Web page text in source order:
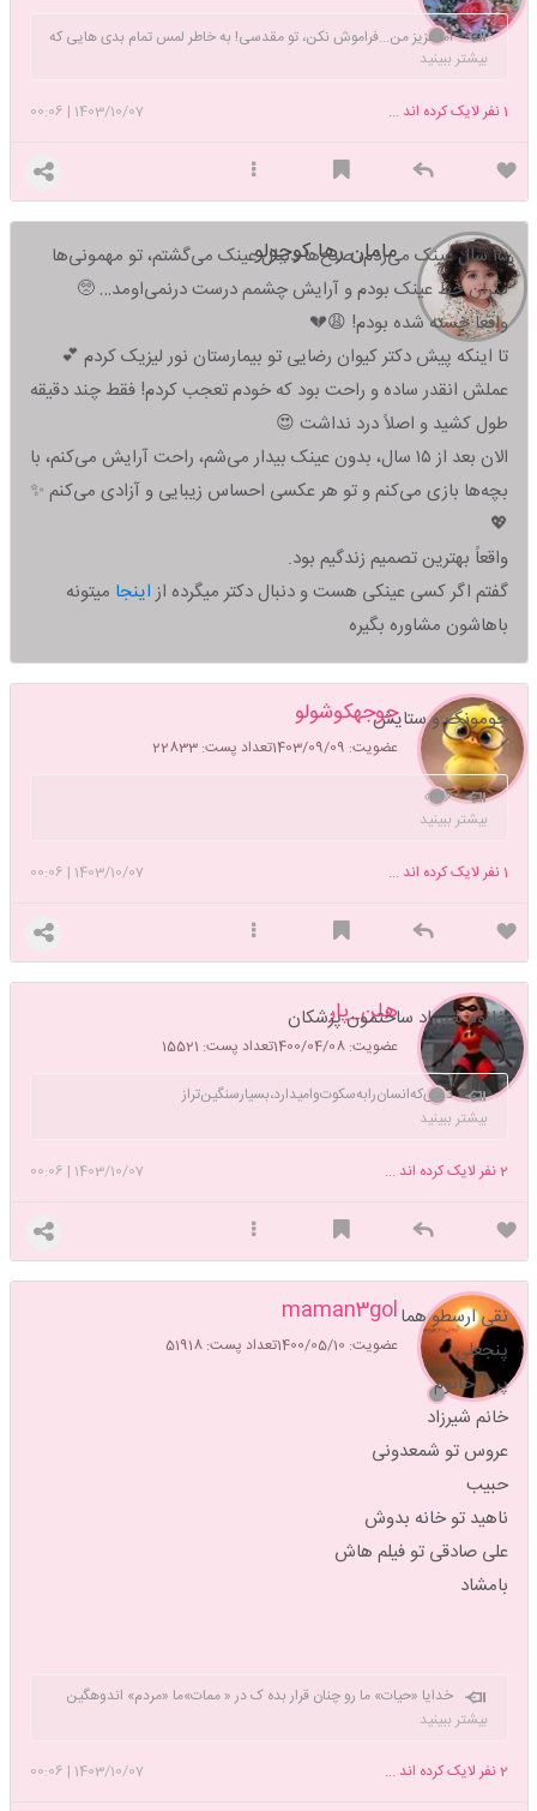
اما عزیز من...فراموش نکن، تو مقدسی! به خاطر لمس تمام بدی هایی که
از تو، آدم بدی نساخت : )
بیشتر ببینید
1403/10/07
|
00:06 1نفر لایک کرده اند ...
مامان رها کوچولو
۱۵ سال عینک می‌زدم، صبح‌ها دنبال عینک می‌گشتم، تو مهمونی‌ها
نگران خط عینک بودم و آرایش چشمم درست درنمی‌اومد… 🥺
واقعاً خسته شده بودم! 😩💔
تا اینکه پیش دکتر کیوان رضایی تو بیمارستان نور لیزیک کردم 💕
عملش انقدر ساده و راحت بود که خودم تعجب کردم! فقط چند دقیقه
طول کشید و اصلاً درد نداشت 😍
الان بعد از ۱۵ سال، بدون عینک بیدار می‌شم، راحت آرایش می‌کنم، با
بچه‌ها بازی می‌کنم و تو هر عکسی احساس زیبایی و آزادی می‌کنم ✨
💖
واقعاً بهترین تصمیم زندگیم بود.
گفتم اگر کسی عینکی هست و دنبال دکتر میگرده از اینجا میتونه
باهاشون مشاوره بگیره
جوجهکوشولو
عضویت: 1403/09/09 تعداد پست: 22833
جومونگ و ستایش
💚🌱
بیشتر ببینید
1403/10/07
|
00:06 1نفر لایک کرده اند ...
هلن_پار
عضویت: 1400/04/08 تعداد پست: 15521
خانوم شبرزاد ساختمون پزشکان
دردی‌که‌انسان‌را‌به‌سکوت‌وامیدارد،بسیارسنگین‌تراز
دردیست‌که‌انسان‌رابه‌فریادوامیدارد...انسان‌ها‌بهبیشتر ببینید
1403/10/07
|
00:06 2نفر لایک کرده اند ...
maman3gol
عضویت: 1400/05/10 تعداد پست: 51918
نقی ارسطو هما
پنجعلی
پری خانوم
خانم شیرزاد
عروس تو شمعدونی
حبیب
ناهید تو خانه بدوش
علی صادقی تو فیلم هاش
بامشاد
خدایا «حیات» ما رو چنان قرار بده ک در « ممات»ما «مردم» اندوهگین
و«هرزه‌گان»شادمان شوند. وهذا یوم
،سوریه،یمن،امریکا،فلسطین،عراق ،فرانسه ،لبنان و... دارم و بیگانگانی در
شهرهای ایرانم 💔همین قدر تلخ💔.
بیشتر ببینید
1403/10/07
|
00:06 2نفر لایک کرده اند ...